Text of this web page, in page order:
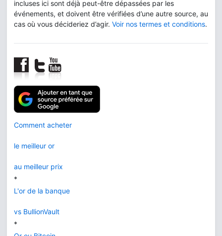
incluses ici sont déjà peut-être dépassées par les
événements, et doivent être vérifiées d’une autre source, au
cas où vous décideriez d’agir. Voir nos termes et conditions.
Comment acheter
le meilleur or
au meilleur prix
*
L'or de la banque
vs BullionVault
*